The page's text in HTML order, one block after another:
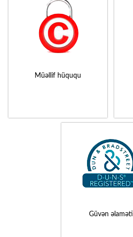
Müəllif hüququ
Güvən əlaməti